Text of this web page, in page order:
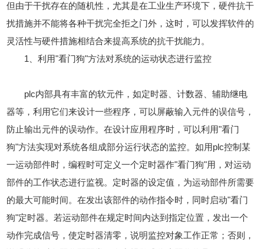
但由于干扰存在的随机性，尤其是在工业生产环境下，硬件抗干
扰措施并不能将各种干扰完全拒之门外，这时，可以发挥软件的
灵活性与硬件措施相结合来提高系统的抗干扰能力。
1、利用"看门狗"方法对系统的运动状态进行监控
plc内部具有丰富的软元件，如定时器、计数器、辅助继电
器等，利用它们来设计一些程序，可以屏蔽输入元件的误信号，
防止输出元件的误动作。在设计应用程序时，可以利用"看门
狗"方法实现对系统各组成部分运行状态的监控。如用plc控制某
一运动部件时，编程时可定义一个定时器作"看门狗"用，对运动
部件的工作状态进行监视。定时器的设定值，为运动部件所需要
的最大可能时间。在发出该部件的动作指令时，同时启动"看门
狗"定时器。若运动部件在规定时间内达到指定位置，发出一个
动作完成信号，使定时器清零，说明监控对象工作正常；否则，